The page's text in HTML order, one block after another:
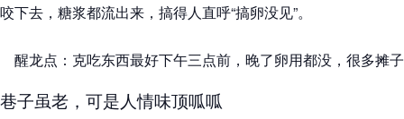
咬下去，糖浆都流出来，搞得人直呼“搞卵没见”。
醒龙点：克吃东西最好下午三点前，晚了卵用都没，很多摊
巷子虽老，可是人情味顶呱呱